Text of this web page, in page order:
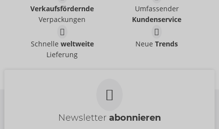
Pants
Svenjoyment- ORION Brand
Svenjoyment- ORION Brand
21336871711
44,95 €
String
- ORION Brand
Verkaufsfördernde
Verpackungen
Umfassender
Kundenservice
Schnelle weltweite
Lieferung
NeueTrends
Newsletter abonnieren